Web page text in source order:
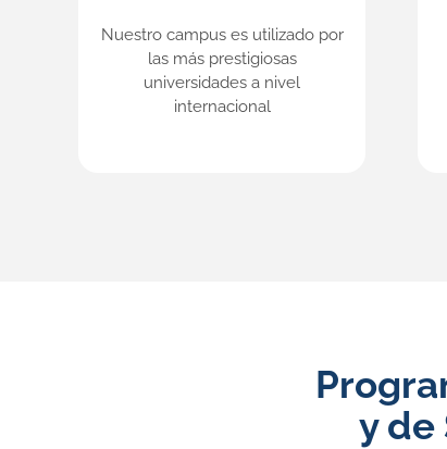
Nuestro campus es utilizado por
las más prestigiosas
universidades a nivel
internacional
y de